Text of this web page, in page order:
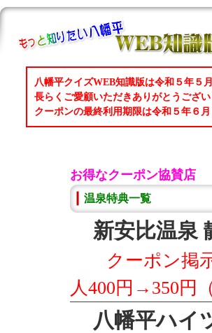
八幡平クイズWEB知識版は令和５年５
長らくご愛顧いただきありがとうござい
クーポンの最終利用期限は令和５年６
お得なクーポン協賛店
温泉特典一覧
新安比温泉
クーポン掲
人400円→350円
八幡平ハイ